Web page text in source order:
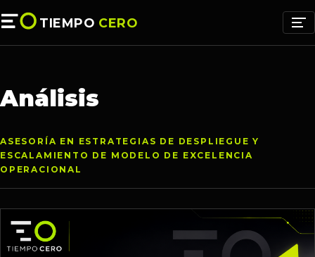
TIEMPO CERO
Análisis
ASESORÍA EN ESTRATEGIAS DE DESPLIEGUE Y
ESCALAMIENTO DE MODELO DE EXCELENCIA
OPERACIONAL